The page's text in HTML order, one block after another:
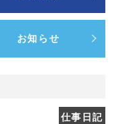
お知らせ
仕事日記